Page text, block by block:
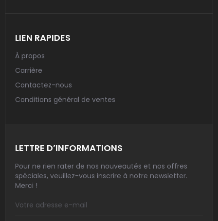
LIEN RAPIDES
À propos
Carrière
Contactez-nous
Conditions général de ventes
LETTRE D’INFORMATIONS
Pour ne rien rater de nos nouveautés et nos offres
spéciales, veuillez-vous inscrire à notre newsletter.
Merci !